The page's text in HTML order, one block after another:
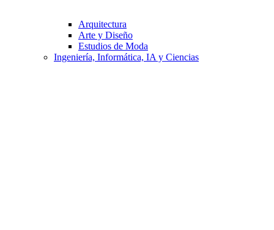
Arquitectura
Arte y Diseño
Estudios de Moda
Ingeniería, Informática, IA y Ciencias